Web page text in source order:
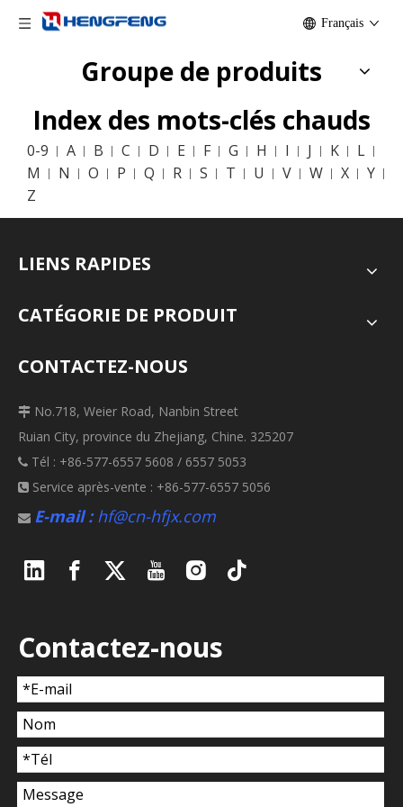
Français
Groupe de produits
Index des mots-clés chauds
0-9 A B C D E F G H I J K
L
M
N O P Q R S T U V W X
Y
Z
LIENS RAPIDES
CATÉGORIE DE PRODUIT
CONTACTEZ-NOUS
 No.718, Weier Road, Nanbin Street
Ruian City, province du Zhejiang, Chine. 325207
 Tél : +86-577-6557 5608 / 6557 5053
 Service après-vente : +86-577-6557 5056
 E-mail :hf@cn-hfjx.com
Contactez-nous